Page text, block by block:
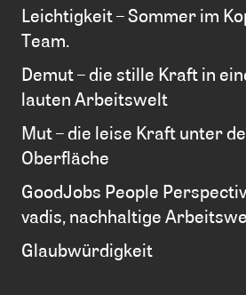
Leichtigkeit – Sommer im
Team.
Demut – die stille Kraft in
lauten Arbeitswelt
Mut – die leise Kraft unter
Oberfläche
GoodJobs People
vadis, nachhaltige
Glaubwürdigkeit